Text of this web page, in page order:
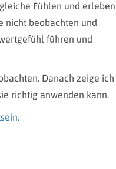
Fühlen und erleben
nicht beobachten und
führen und
Danach zeige ich
richtig anwenden kann.